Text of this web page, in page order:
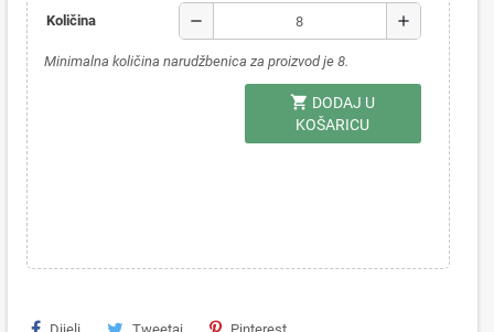
Količina remove add
Minimalna količina narudžbenica za proizvod je 8.
shopping_cart DODAJ U
KOŠARICU